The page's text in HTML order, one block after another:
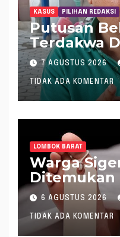
KASUS PILIHAN REDAKSI
Putusan
Terdakwa
Gratifikasi
DPRD
Sebut
Aneh dan
Lapor
Mataram ke
7 AGUSTUS 2026
TIDAK ADA KOMENTAR
LOMBOK BARAT
Warga
Ditemukan
saat
Sungai
6 AGUSTUS 2026
TIDAK ADA KOMENTAR